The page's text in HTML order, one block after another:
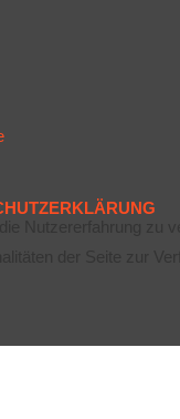
Nutzererfahrung zu
der Seite zur